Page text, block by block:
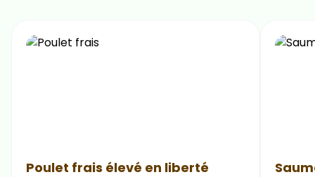
Poulet frais élevé en liberté